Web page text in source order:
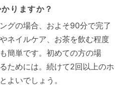
りますか？
グの場合、およそ90分で完了
ネイルケア、お茶を飲む程度
簡単です。初めての方の場
ためには。 続けて2回以上のホ
よいでしょう。